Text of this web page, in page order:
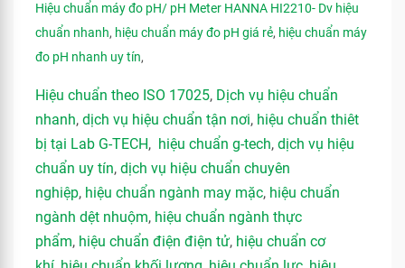
Hiệu chuẩn máy đo pH/ pH Meter HANNA HI2210- Dv hiệu
chuẩn nhanh, hiệu chuẩn máy đo pH giá rẻ, hiệu chuẩn máy
đo pH nhanh uy tín,
Hiệu chuẩn theo ISO 17025, Dịch vụ hiệu chuẩn
nhanh, dịch vụ hiệu chuẩn tận nơi, hiệu chuẩn thiêt
bị tại Lab G-TECH, hiệu chuẩn g-tech, dịch vụ hiệu
chuẩn uy tín, dịch vụ hiệu chuẩn chuyên
nghiệp, hiệu chuẩn ngành may mặc, hiệu chuẩn
ngành dệt nhuộm, hiệu chuẩn ngành thực
phẩm, hiệu chuẩn điện điện tử, hiệu chuẩn cơ